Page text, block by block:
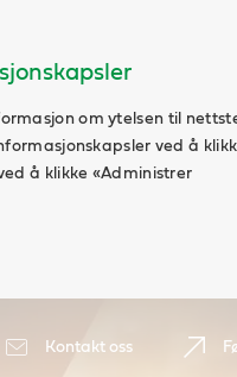
om ytelsen til
ved å
å klikke «Administrer
Kontakt oss